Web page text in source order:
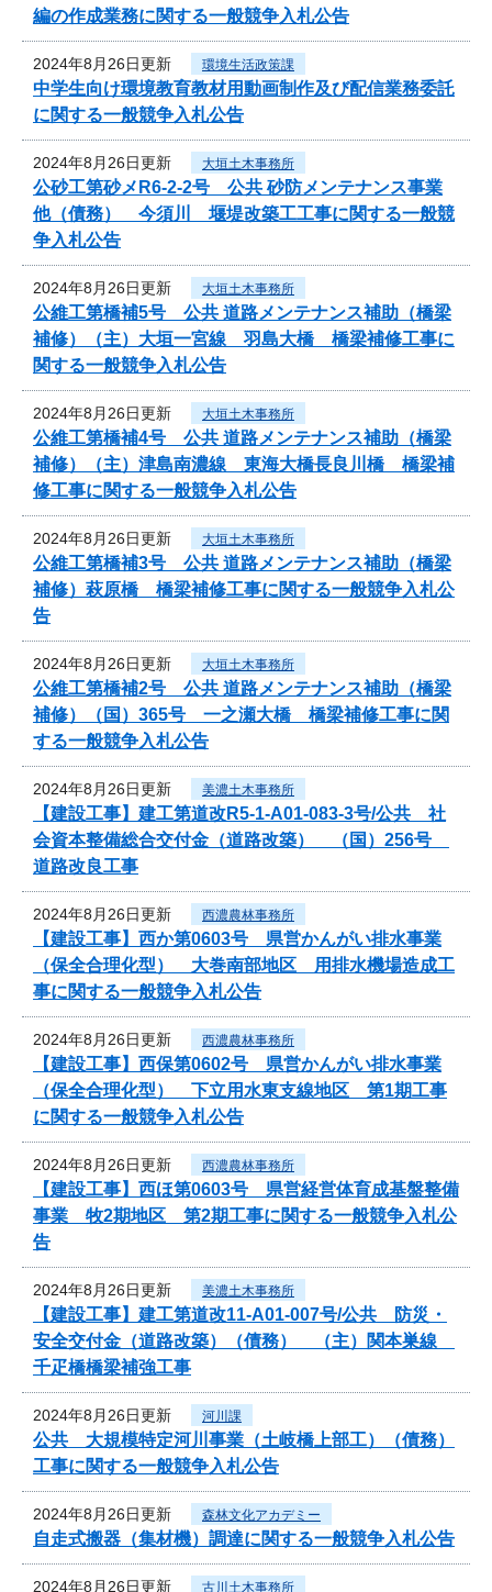
編の作成業務に関する一般競争入札公告
2024年8月26日更新 環境生活政策課
中学生向け環境教育教材用動画制作及び配信業務委託
に関する一般競争入札公告
2024年8月26日更新 大垣土木事務所
公砂工第砂メR6-2-2号 公共 砂防メンテナンス事業
他（債務） 今須川 堰堤改築工工事に関する一般競
争入札公告
2024年8月26日更新 大垣土木事務所
公維工第橋補5号 公共 道路メンテナンス補助（橋梁
補修）（主）大垣一宮線 羽島大橋 橋梁補修工事に
関する一般競争入札公告
2024年8月26日更新 大垣土木事務所
公維工第橋補4号 公共 道路メンテナンス補助（橋梁
補修）（主）津島南濃線 東海大橋長良川橋 橋梁補
修工事に関する一般競争入札公告
2024年8月26日更新 大垣土木事務所
公維工第橋補3号 公共 道路メンテナンス補助（橋梁
補修）萩原橋 橋梁補修工事に関する一般競争入札公
告
2024年8月26日更新 大垣土木事務所
公維工第橋補2号 公共 道路メンテナンス補助（橋梁
補修）（国）365号 一之瀬大橋 橋梁補修工事に関
する一般競争入札公告
2024年8月26日更新 美濃土木事務所
【建設工事】建工第道改R5-1-A01-083-3号/公共 社
会資本整備総合交付金（道路改築） （国）256号
道路改良工事
2024年8月26日更新 西濃農林事務所
【建設工事】西か第0603号 県営かんがい排水事業
（保全合理化型） 大巻南部地区 用排水機場造成工
事に関する一般競争入札公告
2024年8月26日更新 西濃農林事務所
【建設工事】西保第0602号 県営かんがい排水事業
（保全合理化型） 下立用水東支線地区 第1期工事
に関する一般競争入札公告
2024年8月26日更新 西濃農林事務所
【建設工事】西ほ第0603号 県営経営体育成基盤整備
事業 牧2期地区 第2期工事に関する一般競争入札公
告
2024年8月26日更新 美濃土木事務所
【建設工事】建工第道改11-A01-007号/公共 防災・
安全交付金（道路改築）（債務） （主）関本巣線
千疋橋橋梁補強工事
2024年8月26日更新 河川課
公共 大規模特定河川事業（土岐橋上部工）（債務）
工事に関する一般競争入札公告
2024年8月26日更新 森林文化アカデミー
自走式搬器（集材機）調達に関する一般競争入札公告
2024年8月26日更新 古川土木事務所